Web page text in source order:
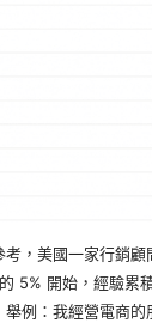
，美國一家行銷
5% 開始，經驗累
例：我經營電商